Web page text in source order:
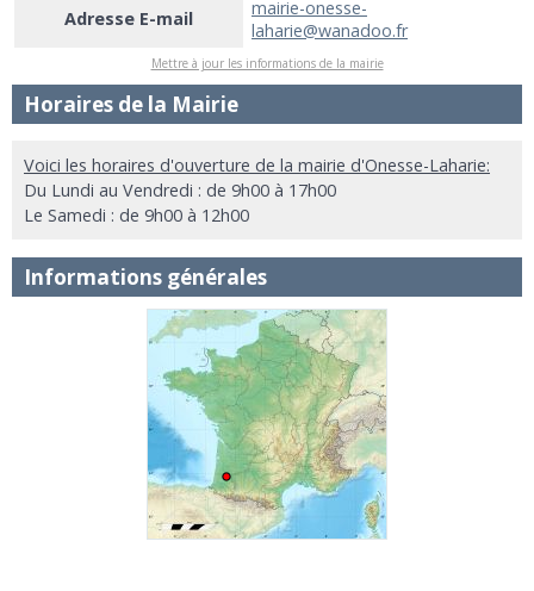
Adresse E-mail
mairie-onesse-
laharie@wanadoo.fr
Mettre à jour les informations de la mairie
Horaires de la Mairie
Voici les horaires d'ouverture de la mairie d'Onesse-Laharie:
Du Lundi au Vendredi : de 9h00 à 17h00
Le Samedi : de 9h00 à 12h00
Informations générales